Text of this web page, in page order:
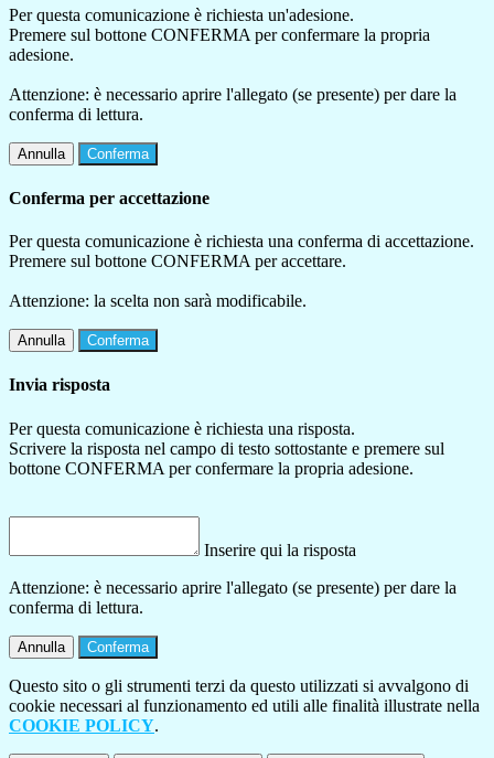
Per questa comunicazione è richiesta un'adesione.
Premere sul bottone CONFERMA per confermare la propria
adesione.
Attenzione: è necessario aprire l'allegato (se presente) per dare la
conferma di lettura.
Annulla Conferma
Conferma per accettazione
Per questa comunicazione è richiesta una conferma di accettazione.
Premere sul bottone CONFERMA per accettare.
Attenzione: la scelta non sarà modificabile.
Annulla Conferma
Invia risposta
Per questa comunicazione è richiesta una risposta.
Scrivere la risposta nel campo di testo sottostante e premere sul
bottone CONFERMA per confermare la propria adesione.
Inserire qui la risposta
Attenzione: è necessario aprire l'allegato (se presente) per dare la
conferma di lettura.
Annulla Conferma
Questo sito o gli strumenti terzi da questo utilizzati si avvalgono di
cookie necessari al funzionamento ed utili alle finalità illustrate nella
COOKIE POLICY.